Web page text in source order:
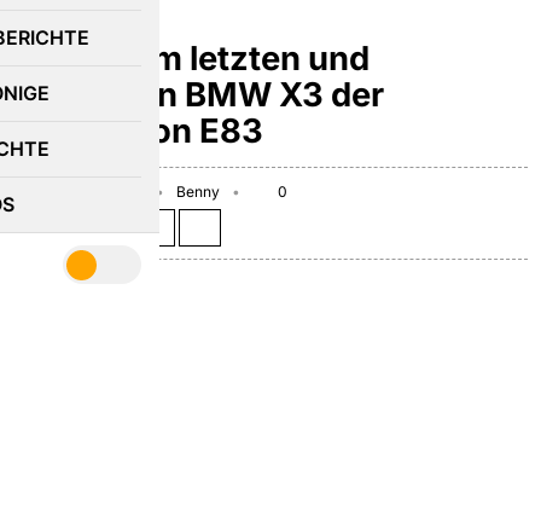
Bilder vom letzten und
vorletzten BMW X3 der
Generation E83
Benny
0